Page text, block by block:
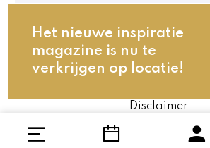
Het nieuwe inspiratie
magazine is nu te
verkrijgen op locatie!
Contact
Technische gegevens
Disclaimer